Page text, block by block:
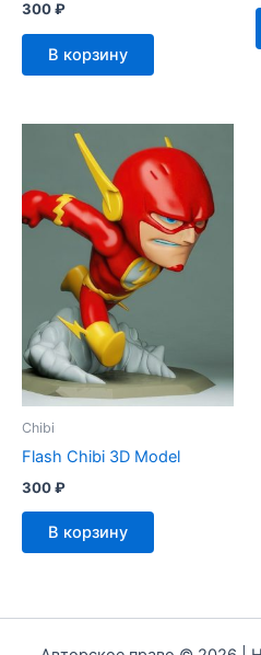
300₽
В корзину
Chibi
Flash Chibi 3D Model
300₽
В корзину